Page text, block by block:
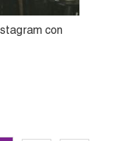
con